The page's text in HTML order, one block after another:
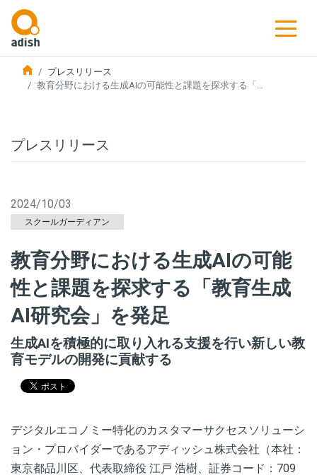
プレスリリース
教育分野における生成AIの可能性と課題を探求する「…
プレスリリース
2024/10/03
スクールガーディアン
教育分野における生成AIの可能
性と課題を探求する「教育生成
AI研究会」を発足
生成AIを積極的に取り入れる支援を行い新しい教
育モデルの開発に貢献する
デジタルエコノミー特化のカスタマーサクセスソリューシ
ョン・プロバイダーであるアディッシュ株式会社（本社：
東京都品川区、代表取締役 江戸 浩樹、証券コード：709